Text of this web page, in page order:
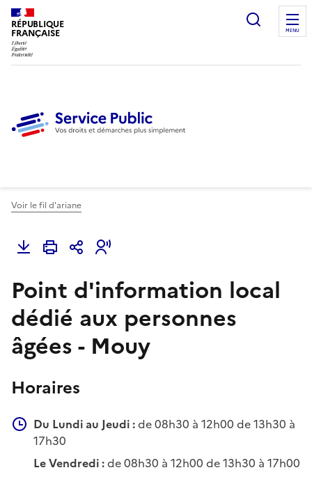
RÉPUBLIQUE
FRANÇAISE
Ouvrir
MENU
Voir le fil d'ariane
Point d'information local
dédié aux personnes
âgées - Mouy
Horaires
Du Lundi au Jeudi :de 08h30 à 12h00 de 13h30 à
17h30
Le Vendredi :de 08h30 à 12h00 de 13h30 à 17h00